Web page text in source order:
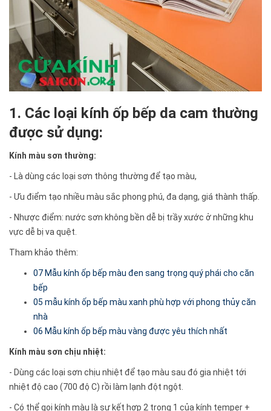
1. Các loại kính ốp bếp da cam thường
được sử dụng:
Kính màu sơn thường:
- Là dùng các loại sơn thông thường để tạo màu,
- Ưu điểm tạo nhiều màu sắc phong phú, đa dạng, giá thành thấp.
- Nhược điểm: nước sơn không bền dễ bị trầy xước ở những khu
vực dễ bị va quệt.
Tham khảo thêm:
07 Mẫu kính ốp bếp màu đen sang trọng quý phái cho căn
bếp
05 mẫu kính ốp bếp màu xanh phù hợp với phong thủy căn
nhà
06 Mẫu kính ốp bếp màu vàng được yêu thích nhất
Kính màu sơn chịu nhiệt:
- Dùng các loại sơn chịu nhiệt để tạo màu sau đó gia nhiệt tới
nhiệt độ cao (700 độ C) rồi làm lạnh đột ngột.
- Có thể gọi kính màu là sự kết hợp 2 trong 1 của kính temper +